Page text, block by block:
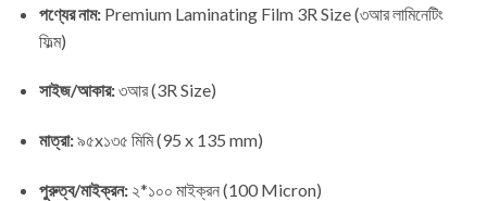
পণ্যের নাম:Premium Laminating Film 3R Size (৩আর লামিনেটিং
ফিল্ম)
সাইজ/আকার:৩আর (3R Size)
মাত্রা:৯৫x১৩৫ মিমি (95 x 135 mm)
পুরুত্ব/মাইক্রন:২*১০০ মাইক্রন (100 Micron)